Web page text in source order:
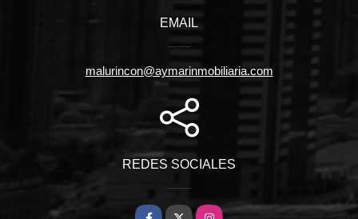
EMAIL
malurincon@aymarinmobiliaria.com
REDES SOCIALES
Facebook
X Instagram